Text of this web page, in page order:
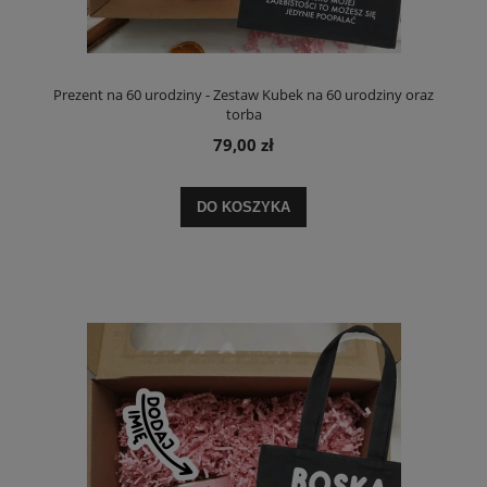
Prezent na 60 urodziny - Zestaw Kubek na 60 urodziny oraz
torba
79,00 zł
DO KOSZYKA